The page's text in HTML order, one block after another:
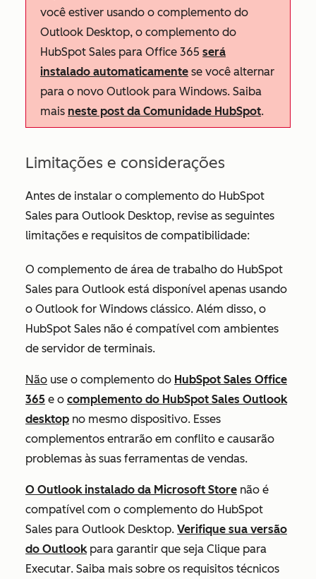
você estiver usando o complemento do
Outlook Desktop, o complemento do
HubSpot Sales para Office 365 será
instalado automaticamente se você alternar
para o novo Outlook para Windows. Saiba
mais neste post da Comunidade HubSpot.
Limitações e considerações
Antes de instalar o complemento do HubSpot
Sales para Outlook Desktop, revise as seguintes
limitações e requisitos de compatibilidade:
O complemento de área de trabalho do HubSpot
Sales para Outlook está disponível apenas usando
o Outlook for Windows clássico. Além disso, o
HubSpot Sales não é compatível com ambientes
de servidor de terminais.
Não use o complemento do HubSpot Sales Office
365 e o complemento do HubSpot Sales Outlook
desktop no mesmo dispositivo. Esses
complementos entrarão em conflito e causarão
problemas às suas ferramentas de vendas.
O Outlook instalado da Microsoft Store não é
compatível com o complemento do HubSpot
Sales para Outlook Desktop. Verifique sua versão
do Outlookpara garantir que seja Clique para
Executar. Saiba mais sobre os requisitos técnicos